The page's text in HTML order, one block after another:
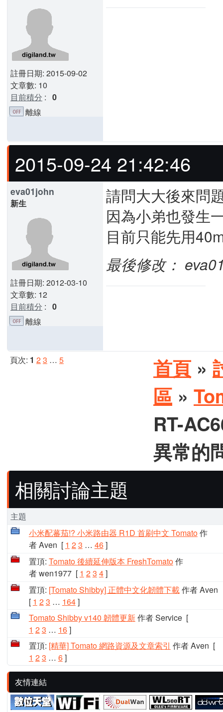
註冊日期: 2015-09-02
文章數: 10
目前積分 : 0
離線
2015-09-24 21:42:46
eva01john
新生
註冊日期: 2012-03-10
文章數: 12
目前積分 : 0
請問大大後來問
因為小弟也發生
目前只能先用
最後修改：
離線
頁次: 1 23 … 5 首頁 »
區 »
RT-
異常的
相關討論主題
主題
小米配蕃茄!? 小米路由器 R1D 首刷中文 Tomato作
者 Aven [ 1 23 … 46]
置頂: Tomato 後續延伸版本 FreshTomato作
者 wen1977[ 1 23 4]
置頂: [Tomato Shibby] 正體中文化韌體下載作者 Aven
[ 1 23 … 164]
Tomato Shibby v140 韌體更新作者 Service[
1 23 … 16]
置頂: [精華] Tomato 網路資源及文章索引 作者 Aven [
1 23 … 6]
友情連結